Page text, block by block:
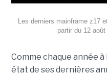
Les derniers mainframe z17
partir du 12
Comme chaque année
état de ses dernières